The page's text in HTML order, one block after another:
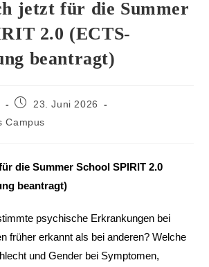
jetzt für die Summer
2.0 (ECTS-
beantragt)
23. Juni 2026
Campus
die Summer School SPIRIT 2.0
beantragt)
psychische Erkrankungen bei
früher erkannt als bei anderen? Welche
und Gender bei Symptomen,